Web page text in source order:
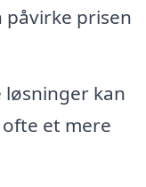
påvirke prisen
kan
et mere